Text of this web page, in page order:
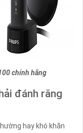
chính hãng
đánh răng
hay khó khăn